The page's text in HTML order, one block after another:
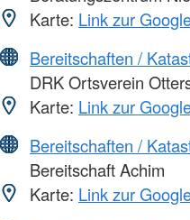
Karte: Link zur
Bereitschaften /
DRK Ortsverein
Karte: Link zur
Bereitschaften /
Bereitschaft Achim
Karte: Link zur